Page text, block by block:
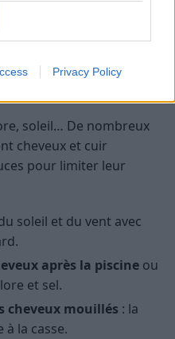
Privacy Policy
rechercher une
sous-jacent.
extérieures et
soleil… De nombreux
cheveux et cuir
pour limiter leur
soleil et du vent avec
après la piscine ou
et sel.
cheveux mouillés : la
la casse.